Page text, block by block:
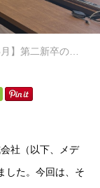
社式を行いました【東京オフィス】
社（以下、メデ
した。今回は、そ